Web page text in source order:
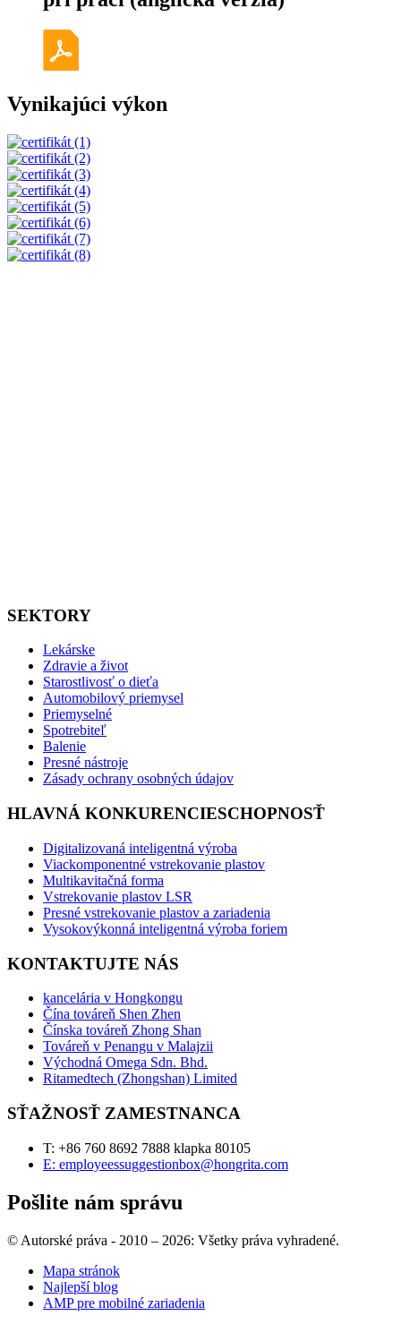
Vynikajúci výkon
SEKTORY
Lekárske
Zdravie a život
Starostlivosť o dieťa
Automobilový priemysel
Priemyselné
Spotrebiteľ
Balenie
Presné nástroje
Zásady ochrany osobných údajov
HLAVNÁ KONKURENCIESCHOPNOSŤ
Digitalizovaná inteligentná výroba
Viackomponentné vstrekovanie plastov
Multikavitačná forma
Vstrekovanie plastov LSR
Presné vstrekovanie plastov a zariadenia
Vysokovýkonná inteligentná výroba foriem
KONTAKTUJTE NÁS
kancelária v Hongkongu
Čína továreň Shen Zhen
Čínska továreň Zhong Shan
Továreň v Penangu v Malajzii
Východná Omega Sdn. Bhd.
Ritamedtech (Zhongshan) Limited
SŤAŽNOSŤ ZAMESTNANCA
T: +86 760 8692 7888 klapka 80105
E: employeessuggestionbox@hongrita.com
Pošlite nám správu
© Autorské práva - 2010 – 2026: Všetky práva vyhradené.
Mapa stránok
Najlepší blog
AMP pre mobilné zariadenia